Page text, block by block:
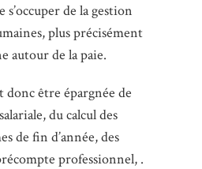
de la gestion
plus précisément
autour de la paie.
donc être épargnée de
du calcul des
de fin d’année, des
professionnel, .